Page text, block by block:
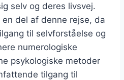
selv og deres livsvej.
del af denne rejse, da
til selvforståelse og
numerologiske
psykologiske metoder
tilgang til